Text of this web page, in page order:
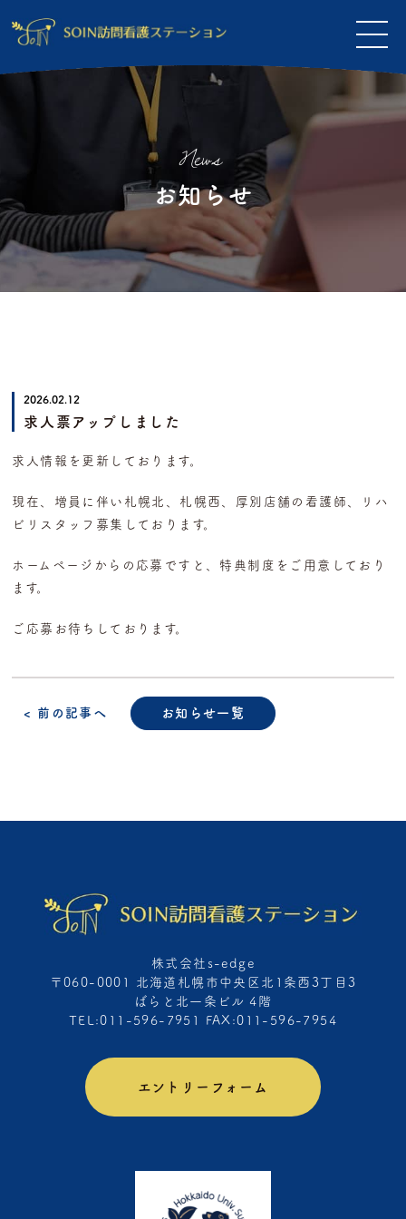
News
お知らせ
2026.02.12
求人票アップしました
求人情報を更新しております。
現在、増員に伴い札幌北、札幌西、厚別店舗の看護師、リハ
ビリスタッフ募集しております。
ホームページからの応募ですと、特典制度をご用意しており
ます。
ご応募お待ちしております。
< 前の記事へ お知らせ一覧
株式会社s-edge
〒060-0001 北海道札幌市中央区北1条西3丁目3
ばらと北一条ビル 4階
TEL:011-596-7951 FAX:011-596-7954
エントリーフォーム